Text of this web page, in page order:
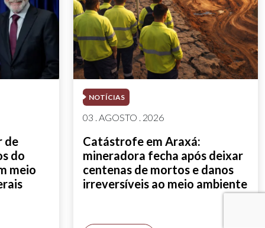
de
do
meio
NOTÍCIAS
03 . AGOSTO . 2026
Catástrofe em Araxá:
mineradora fecha após deixar
centenas de mortos e danos
irreversíveis ao meio ambiente